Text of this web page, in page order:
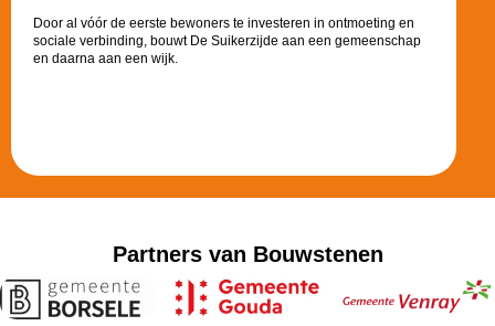
Door al vóór de eerste bewoners te investeren in ontmoeting en
sociale verbinding, bouwt De Suikerzijde aan een gemeenschap
en daarna aan een wijk.
Partners van Bouwstenen